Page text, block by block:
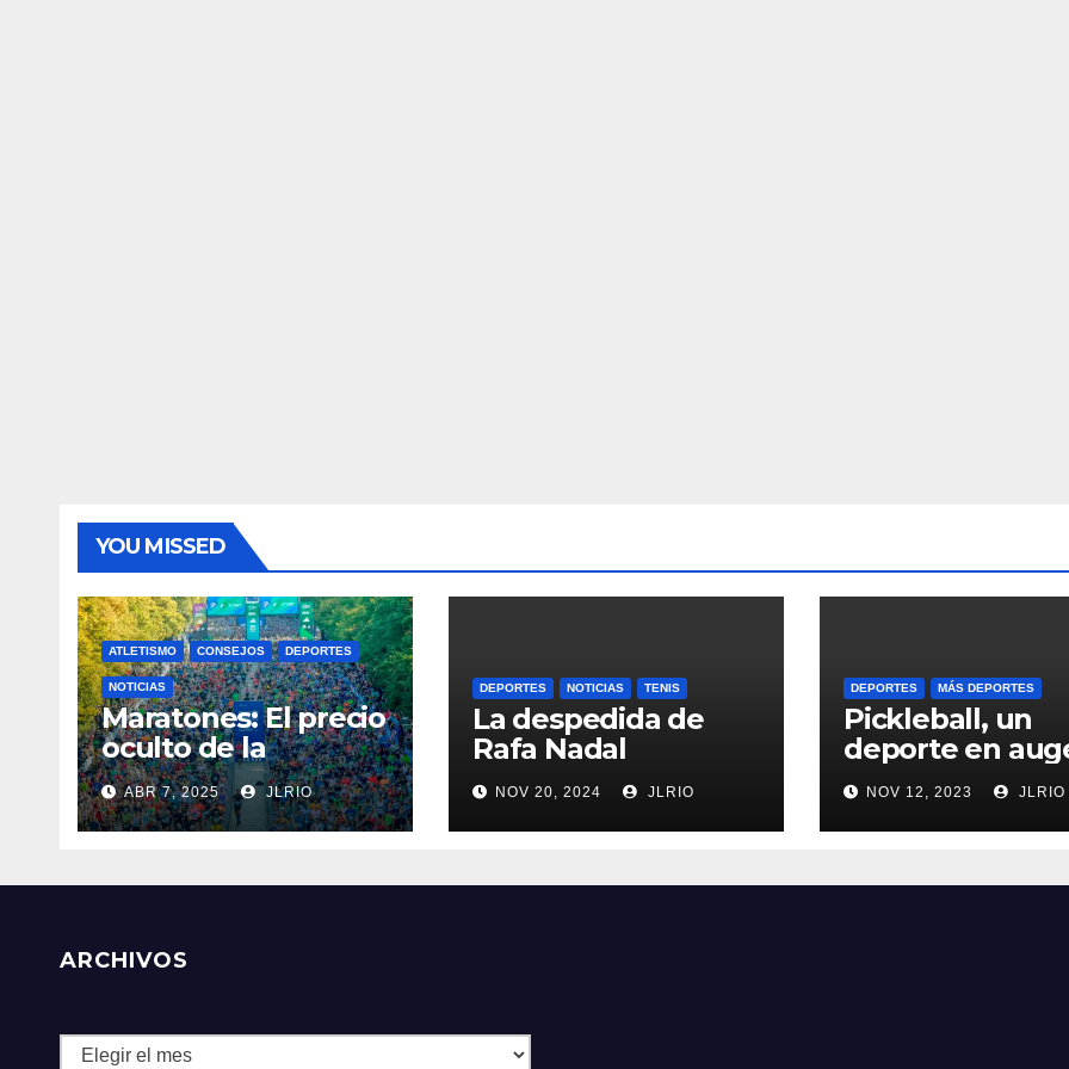
YOU MISSED
ATLETISMO CONSEJOS DEPORTES
NOTICIAS
Maratones: El precio
oculto de la
resistencia
ABR 7, 2025 JLRIO
DEPORTES NOTICIAS TENIS
La despedida de
Rafa Nadal
NOV 20, 2024 JLRIO
DEPORTES MÁS DEPORTES
Pickleball, un
deporte en
NOV 12, 2023 JLRIO
ARCHIVOS
Archivos